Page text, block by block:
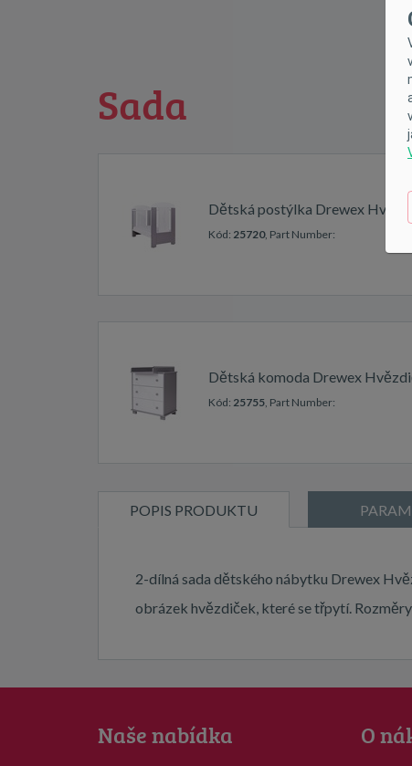
Sada
Dětská postýlka Drewex
Kód: 25720, Part Number:
Dětská komoda Drewex
Kód: 25755 , Part Number:
POPIS PRODUKTU
2-dílná sada dětského nábytku Drewex
obrázek hvězdiček, které se třpytí.
Naše nabídka O